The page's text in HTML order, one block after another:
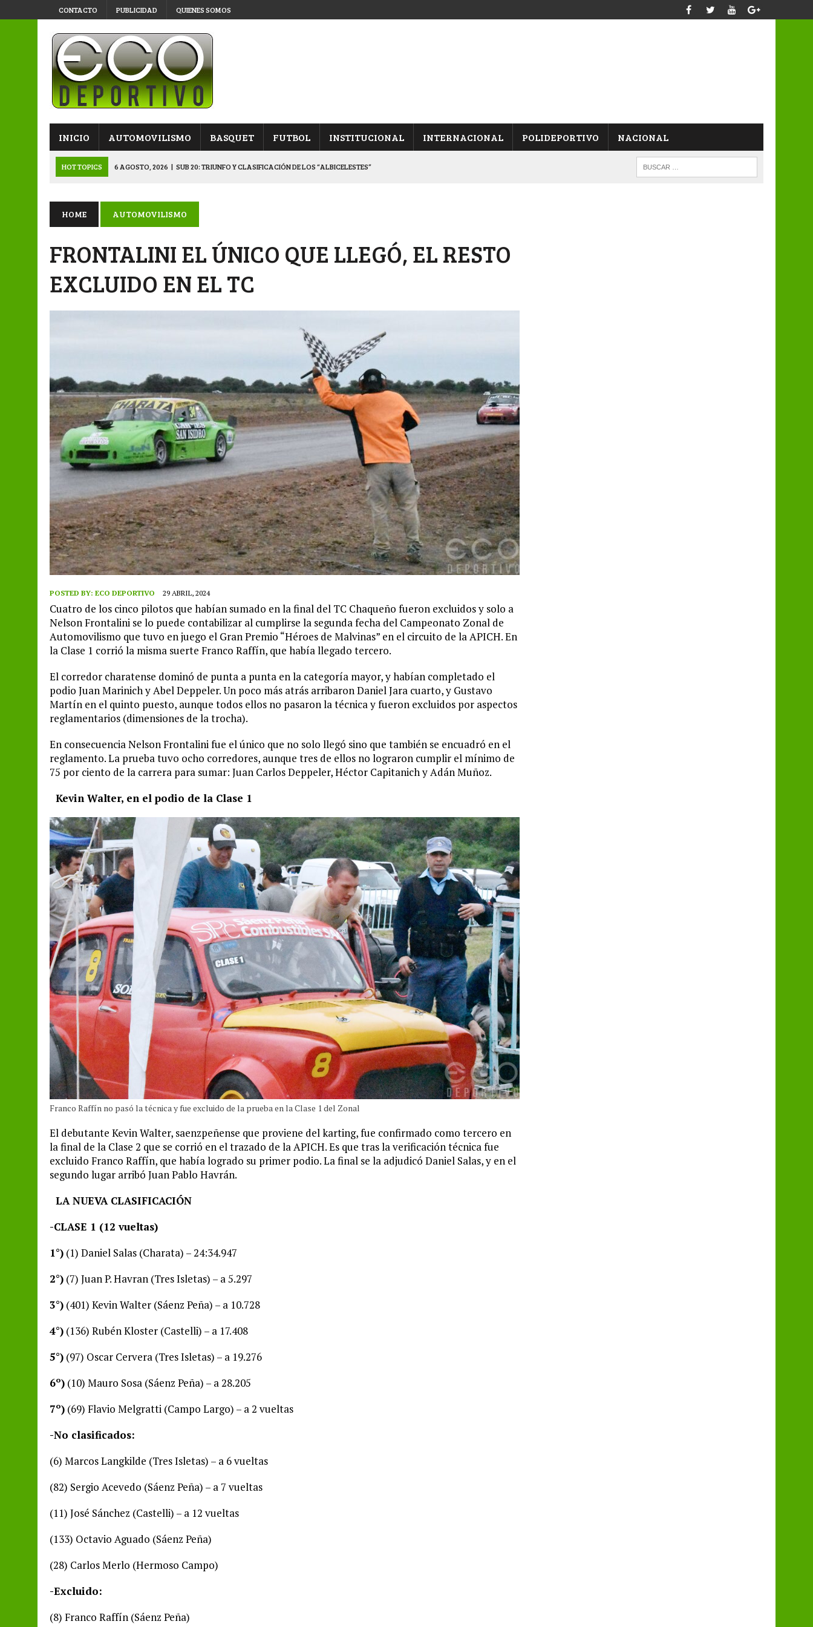
CONTACTO PUBLICIDAD QUIENES SOMOS
INICIO AUTOMOVILISMO BASQUET FUTBOL INSTITUCIONAL INTERNACIONAL POLIDEPORTIVO NACIONAL
HOT TOPICS 6 AGOSTO, 2026 | SUB 20: TRIUNFO Y CLASIFICACIÓN DE LOS “ALBICELESTES”
5 AGOSTO, 2026 | NAPENAY-BELGRANO Y SPORTIVO-MONTENEGRINA, POR EL PASE A “SEMIS”
6 AGOSTO, 2026 | APERTURA: ARSENAL, EN DOBLE JORNADA CON CACU Y CANALLAS
HOME AUTOMOVILISMO
FRONTALINI EL ÚNICO QUE LLEGÓ, EL RESTO
EXCLUIDO EN EL TC
POSTED BY: ECO DEPORTIVO 29 ABRIL, 2024
Cuatro de los cinco pilotos que habían sumado en la final del TC Chaqueño fueron excluidos y solo a
Nelson Frontalini se lo puede contabilizar al cumplirse la segunda fecha del Campeonato Zonal de
Automovilismo que tuvo en juego el Gran Premio “Héroes de Malvinas” en el circuito de la APICH. En
la Clase 1 corrió la misma suerte Franco Raffín, que había llegado tercero.
El corredor charatense dominó de punta a punta en la categoría mayor, y habían completado el
podio Juan Marinich y Abel Deppeler. Un poco más atrás arribaron Daniel Jara cuarto, y Gustavo
Martín en el quinto puesto, aunque todos ellos no pasaron la técnica y fueron excluidos por aspectos
reglamentarios (dimensiones de la trocha).
En consecuencia Nelson Frontalini fue el único que no solo llegó sino que también se encuadró en el
reglamento. La prueba tuvo ocho corredores, aunque tres de ellos no lograron cumplir el mínimo de
75 por ciento de la carrera para sumar: Juan Carlos Deppeler, Héctor Capitanich y Adán Muñoz.
Kevin Walter, en el podio de la Clase 1
Franco Raffín no pasó la técnica y fue excluido de la prueba en la Clase 1 del Zonal
El debutante Kevin Walter, saenzpeñense que proviene del karting, fue confirmado como tercero en
la final de la Clase 2 que se corrió en el trazado de la APICH. Es que tras la verificación técnica fue
excluido Franco Raffín, que había logrado su primer podio. La final se la adjudicó Daniel Salas, y en el
segundo lugar arribó Juan Pablo Havrán.
LA NUEVA CLASIFICACIÓN
-CLASE 1 (12 vueltas)
1°) (1) Daniel Salas (Charata) – 24:34.947
2°) (7) Juan P. Havran (Tres Isletas) – a 5.297
3°) (401) Kevin Walter (Sáenz Peña) – a 10.728
4°) (136) Rubén Kloster (Castelli) – a 17.408
5°) (97) Oscar Cervera (Tres Isletas) – a 19.276
6º) (10) Mauro Sosa (Sáenz Peña) – a 28.205
7º) (69) Flavio Melgratti (Campo Largo) – a 2 vueltas
-No clasificados:
(6) Marcos Langkilde (Tres Isletas) – a 6 vueltas
(82) Sergio Acevedo (Sáenz Peña) – a 7 vueltas
(11) José Sánchez (Castelli) – a 12 vueltas
(133) Octavio Aguado (Sáenz Peña)
(28) Carlos Merlo (Hermoso Campo)
-Excluido:
(8) Franco Raffín (Sáenz Peña)